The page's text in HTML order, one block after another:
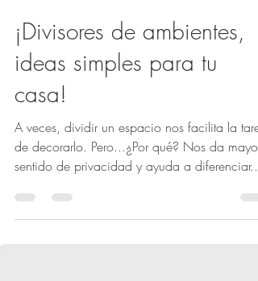
NicCa Estudio
10 may 2023
1 min de lectura
¡Divisores de ambientes,
ideas simples para tu
casa!
A veces, dividir un espacio nos facilita la tarea
de decorarlo. Pero...¿Por qué? Nos da mayor